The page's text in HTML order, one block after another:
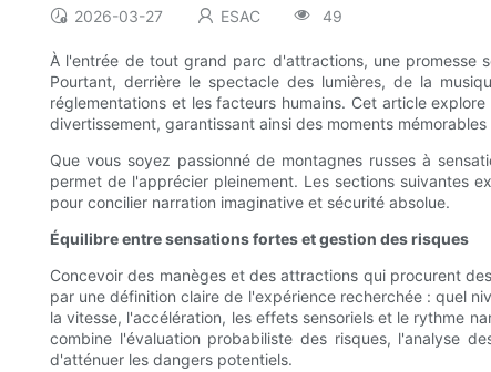
2026-03-27 ESAC 49
À l'entrée de tout grand parc d'attractions, une promesse
Pourtant, derrière le spectacle des lumières, de la
réglementations et les facteurs humains. Cet article
divertissement, garantissant ainsi des moments
Que vous soyez passionné de montagnes russes à
permet de l'apprécier pleinement. Les sections suivantes
pour concilier narration imaginative et sécurité absolue.
Équilibre entre sensations fortes et gestion des risques
Concevoir des manèges et des attractions qui procurent
par une définition claire de l'expérience recherchée : quel
la vitesse, l'accélération, les effets sensoriels et le rythme
combine l'évaluation probabiliste des risques, l'analyse
d'atténuer les dangers potentiels.